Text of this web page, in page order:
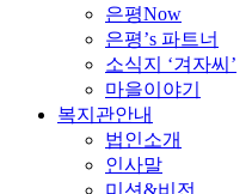
은평Now
은평’s 파트너
소식지 ‘겨자씨’
마을이야기
복지관안내
법인소개
인사말
미션&비전